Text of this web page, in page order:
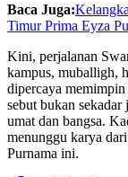
Baca Juga:
Timur Prima Eyza
Kini, perjalanan
kampus, muballigh,
dipercaya memimpin
sebut bukan
umat dan bangsa.
menunggu karya
Purnama ini.